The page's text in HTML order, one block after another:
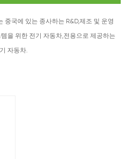
중국에 있는 종사하는 R&D,제조 및 운영
을 위한 전기 자동차,전용으로 제공하는
자동차.